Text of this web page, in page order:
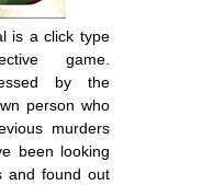
is a click type
game.
by the
person who
murders
been looking
and found out